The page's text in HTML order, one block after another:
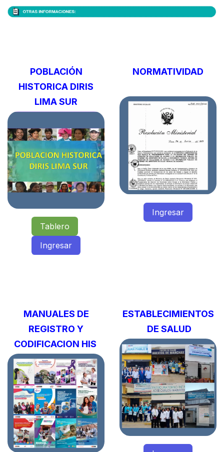
POBLACIÓN
HISTORICA DIRIS
LIMA SUR
Tablero
Ingresa​​​​r
NORMATIVIDAD
Ingresar
MANUALES DE
REGISTRO Y
CODIFICACION HIS
ESTABLECIMIENTOS
DE SALUD